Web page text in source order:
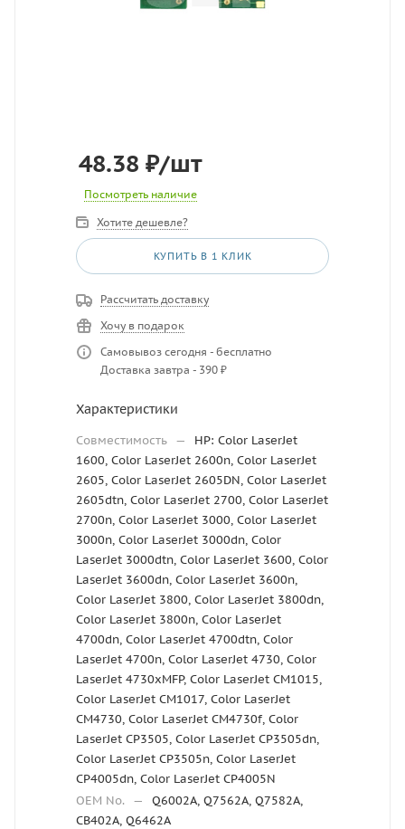
48.38 ₽/шт
Посмотреть наличие
Хотите дешевле?
КУПИТЬ В 1 КЛИК
Рассчитать доставку
Хочу в подарок
Самовывоз сегодня - бесплатно
Доставка завтра - 390 ₽
Характеристики
Совместимость —
HP: Color LaserJet
1600, Color LaserJet 2600n, Color LaserJet
2605, Color LaserJet 2605DN, Color LaserJet
2605dtn, Color LaserJet 2700, Color LaserJet
2700n, Color LaserJet 3000, Color LaserJet
3000n, Color LaserJet 3000dn, Color
LaserJet 3000dtn, Color LaserJet 3600, Color
LaserJet 3600dn, Color LaserJet 3600n,
Color LaserJet 3800, Color LaserJet 3800dn,
Color LaserJet 3800n, Color LaserJet
4700dn, Color LaserJet 4700dtn, Color
LaserJet 4700n, Color LaserJet 4730, Color
LaserJet 4730xMFP, Color LaserJet CM1015,
Color LaserJet CM1017, Color LaserJet
CM4730, Color LaserJet CM4730f, Color
LaserJet CP3505, Color LaserJet CP3505dn,
Color LaserJet CP3505n, Color LaserJet
CP4005dn, Color LaserJet CP4005N
OEM No.
—
Q6002A, Q7562A, Q7582A,
CB402A, Q6462A